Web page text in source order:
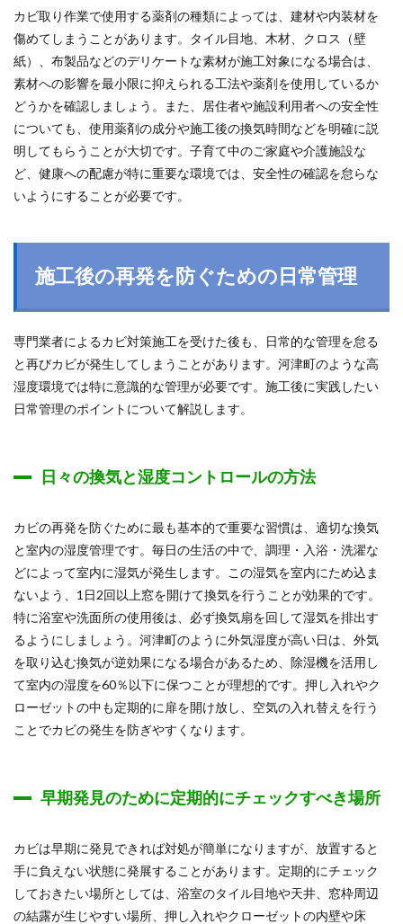
カビ取り作業で使用する薬剤の種類によっては、建材や内装材を
傷めてしまうことがあります。タイル目地、木材、クロス（壁
紙）、布製品などのデリケートな素材が施工対象になる場合は、
素材への影響を最小限に抑えられる工法や薬剤を使用しているか
どうかを確認しましょう。また、居住者や施設利用者への安全性
についても、使用薬剤の成分や施工後の換気時間などを明確に説
明してもらうことが大切です。子育て中のご家庭や介護施設な
ど、健康への配慮が特に重要な環境では、安全性の確認を怠らな
いようにすることが必要です。
施工後の再発を防ぐための日常管理
専門業者によるカビ対策施工を受けた後も、日常的な管理を怠る
と再びカビが発生してしまうことがあります。河津町のような高
湿度環境では特に意識的な管理が必要です。施工後に実践したい
日常管理のポイントについて解説します。
日々の換気と湿度コントロールの方法
カビの再発を防ぐために最も基本的で重要な習慣は、適切な換気
と室内の湿度管理です。毎日の生活の中で、調理・入浴・洗濯な
どによって室内に湿気が発生します。この湿気を室内にため込ま
ないよう、1日2回以上窓を開けて換気を行うことが効果的です。
特に浴室や洗面所の使用後は、必ず換気扇を回して湿気を排出す
るようにしましょう。河津町のように外気湿度が高い日は、外気
を取り込む換気が逆効果になる場合があるため、除湿機を活用し
て室内の湿度を60％以下に保つことが理想的です。押し入れやク
ローゼットの中も定期的に扉を開け放し、空気の入れ替えを行う
ことでカビの発生を防ぎやすくなります。
早期発見のために定期的にチェックすべき場所
カビは早期に発見できれば対処が簡単になりますが、放置すると
手に負えない状態に発展することがあります。定期的にチェック
しておきたい場所としては、浴室のタイル目地や天井、窓枠周辺
の結露が生じやすい場所、押し入れやクローゼットの内壁や床